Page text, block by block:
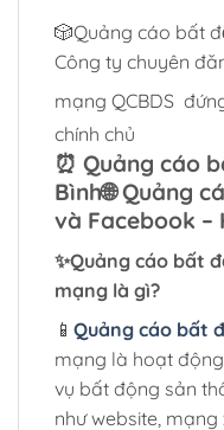
🎲Quảng cáo bất
Công ty chuyên
mạng QCBDS
chính chủ
⏰ Quảng cáo
Bình🌐 Quảng
và Facebook –
✨Quảng cáo bất
mạng là gì?
📱 Quảng cáo bất
mạng là hoạt
vụ bất động sản
như website,